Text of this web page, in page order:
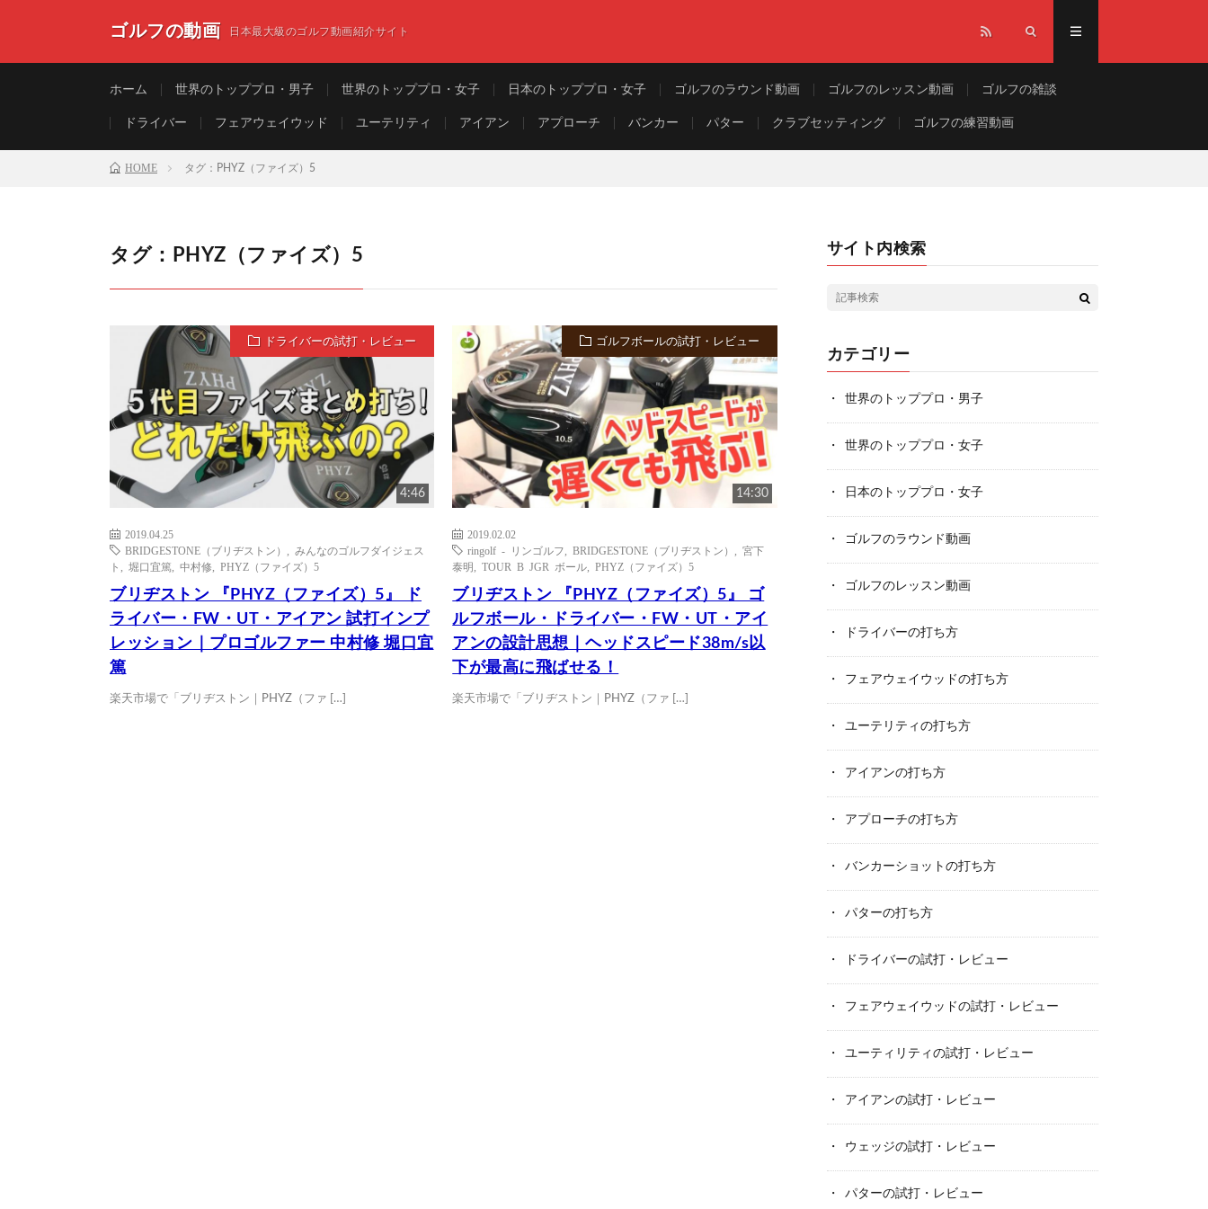
ゴルフの動画 日本最大級のゴルフ動画紹介サイト
ホーム 世界のトッププロ・男子 世界のトッププロ・女子 日本のトッププロ・女子 ゴルフのラウンド動画 ゴルフのレッスン動画 ゴルフの雑談
ドライバー フェアウェイウッド ユーテリティ アイアン アプローチ バンカー パター クラブセッティング ゴルフの練習動画
HOME タグ：PHYZ（ファイズ）5
タグ：PHYZ（ファイズ）5
ドライバーの試打・レビュー
4:46
2019.04.25
BRIDGESTONE（ブリヂストン）
みんなのゴルフダイジェス
ト
堀口宜篤 中村修 PHYZ（ファイズ）5
ブリヂストン 『PHYZ（ファイズ）5』 ド
ライバー・FW・UT・アイアン 試打インプ
レッション｜プロゴルファー 中村修 堀口宜
篤
楽天市場で「ブリヂストン｜PHYZ（ファ […]
ゴルフボールの試打・レビュー
14:30
2019.02.02
ringolf - リンゴルフ
,BRIDGESTONE（ブリヂストン） ,宮下
泰明
,TOUR B JGR ボール ,PHYZ（ファイズ）5
ブリヂストン 『PHYZ（ファイズ）5』 ゴ
ルフボール・ドライバー・FW・UT・アイ
アンの設計思想｜ヘッドスピード38m/s以
下が最高に飛ばせる！
楽天市場で「ブリヂストン｜PHYZ（ファ […]
サイト内検索
カテゴリー
世界のトッププロ・男子
世界のトッププロ・女子
日本のトッププロ・女子
ゴルフのラウンド動画
ゴルフのレッスン動画
ドライバーの打ち方
フェアウェイウッドの打ち方
ユーテリティの打ち方
アイアンの打ち方
アプローチの打ち方
バンカーショットの打ち方
パターの打ち方
ドライバーの試打・レビュー
フェアウェイウッドの試打・レビュー
ユーティリティの試打・レビュー
アイアンの試打・レビュー
ウェッジの試打・レビュー
パターの試打・レビュー